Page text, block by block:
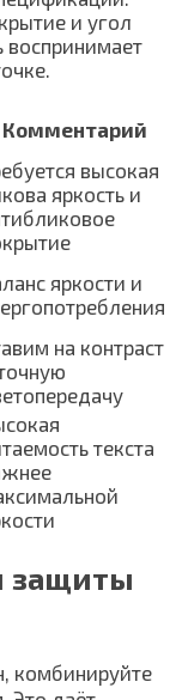
и угол
воспринимает
Комментарий
высокая
яркость и
яркости и
на контраст
текста
защиты
комбинируйте